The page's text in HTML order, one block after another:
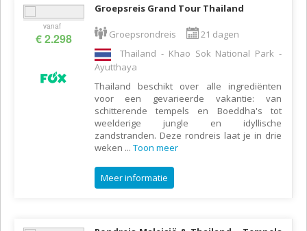
vanaf
€ 2.298
Groepsreis Grand Tour Thailand
Groepsrondreis
21 dagen
Thailand - Khao Sok National Park -
Ayutthaya
Thailand beschikt over alle ingrediënten
voor een gevarieerde vakantie: van
schitterende tempels en Boeddha's tot
weelderige jungle en idyllische
zandstranden. Deze rondreis laat je in drie
weken ... Toon meer
Meer informatie